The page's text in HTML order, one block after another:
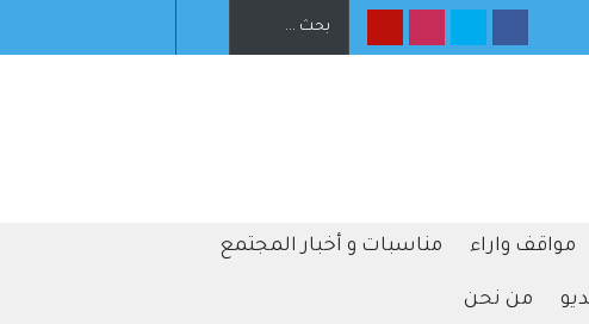
مواقف واراء مناسبات و أخبار المجتمع
من نحن